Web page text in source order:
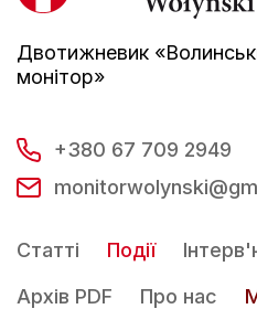
Двотижневик
монітор»
+380 67 709 2949
Статті Події
Архів PDF
Про нас